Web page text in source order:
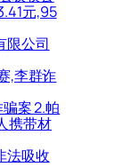
元,95
限公司
,李群诈
案 2.帕
携带材
法吸收